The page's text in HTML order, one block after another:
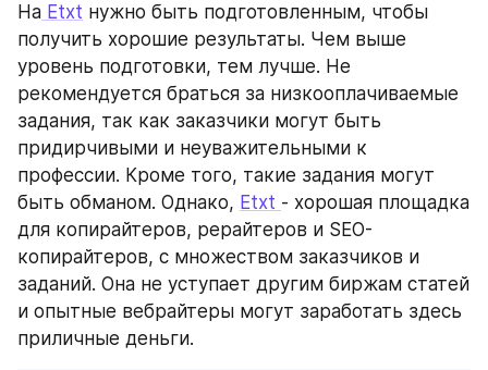
На Etxt нужно быть подготовленным, чтобы
получить хорошие результаты. Чем выше
уровень подготовки, тем лучше. Не
рекомендуется браться за низкооплачиваемые
задания, так как заказчики могут быть
придирчивыми и неуважительными к
профессии. Кроме того, такие задания могут
быть обманом. Однако, Etxt - хорошая площадка
для копирайтеров, рерайтеров и SEO-
копирайтеров, с множеством заказчиков и
заданий. Она не уступает другим биржам статей
и опытные вебрайтеры могут заработать здесь
приличные деньги.